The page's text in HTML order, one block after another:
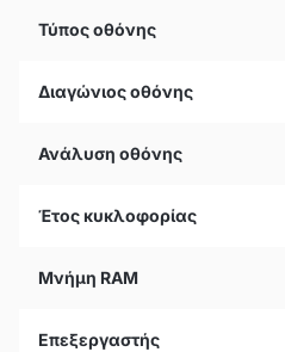
Τύπος οθόνης
Διαγώνιος οθόνης
Ανάλυση οθόνης
Έτος κυκλοφορίας
Μνήμη RAM
Επεξεργαστής